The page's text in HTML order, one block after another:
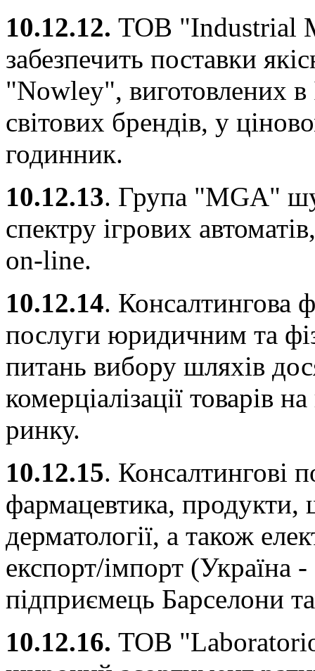
10.12.12. ТОВ "Industrial
забезпечить поставки
"Nowley", виготовлених в
світових брендів, у
годинник.
10.12.13. Група "MGA"
спектру ігрових
on-line.
10.12.14. Консалтингова
послуги юридичним та
питань вибору шляхів
комерціалізації товарів
ринку.
10.12.15. Консалтингові
фармацевтика, продукти,
дерматології, а також
експорт/імпорт (Україна -
підприємець Барселони
10.12.16. ТОВ